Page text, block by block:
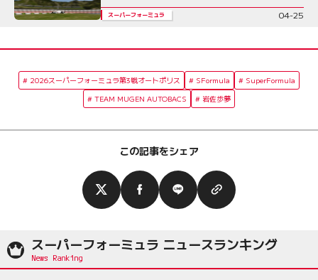
スーパーフォーミュラ 04-25
2026スーパーフォーミュラ第3戦オートポリス SFormula
SuperFormula
TEAM MUGEN AUTOBACS
岩佐歩夢
この記事をシェア
スーパーフォーミュラ ニュースランキング